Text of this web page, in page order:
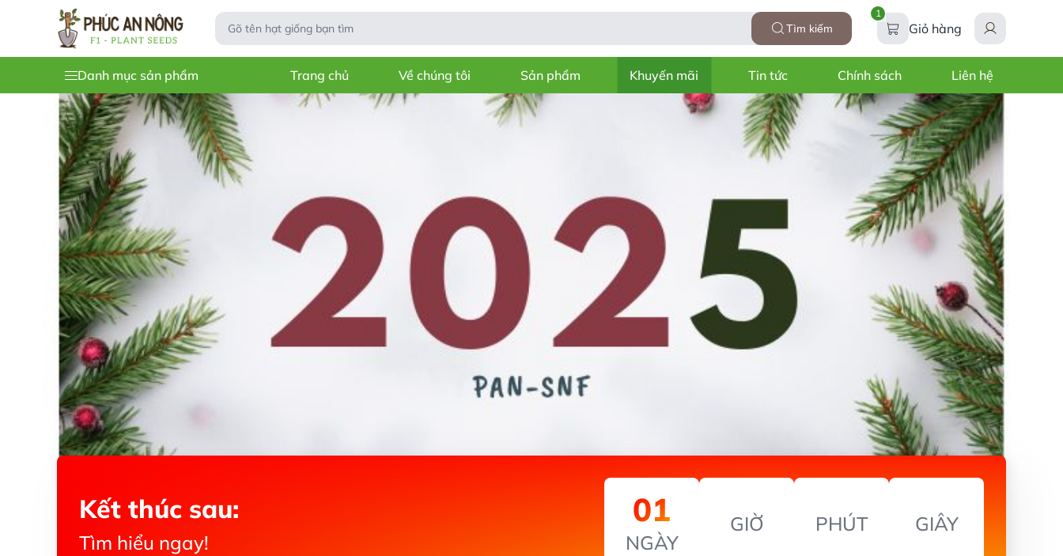
Tìm kiếm
1
Giỏ hàng
Danh mục sản phẩm Trang chủ Về chúng tôi Sản phẩm Khuyến mãi Tin tức Chính sách Liên hệ
Kết thúc sau:
Tìm hiểu ngay!
01
NGÀY
GIỜ PHÚT GIÂY